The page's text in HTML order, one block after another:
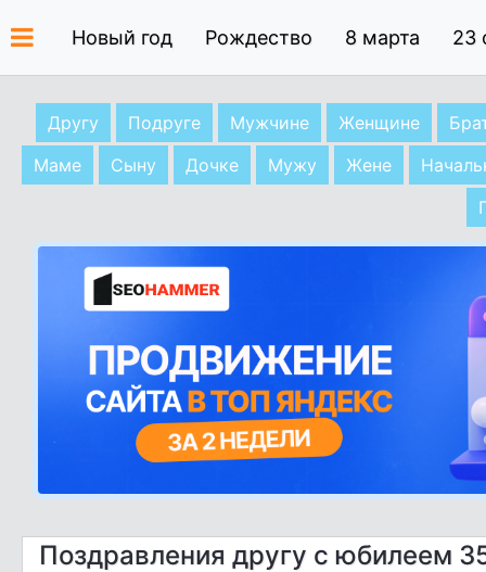
Новый год Рождество 8 марта 23
Другу Подруге Мужчине Женщине
Маме
Сыну Дочке Мужу Жене
Поздравления другу с юбилеем